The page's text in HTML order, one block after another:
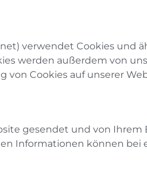
verwendet Cookies und
werden außerdem von
Cookies auf unserer
gesendet und von Ihrem
Informationen können bei